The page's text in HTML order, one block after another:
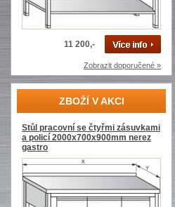
11 200,-
Zobrazit doporučené »
ZBOŽÍ V AKCI
Stůl pracovní se čtyřmi zásuvkami
a policí 2000x700x900mm nerez
gastro